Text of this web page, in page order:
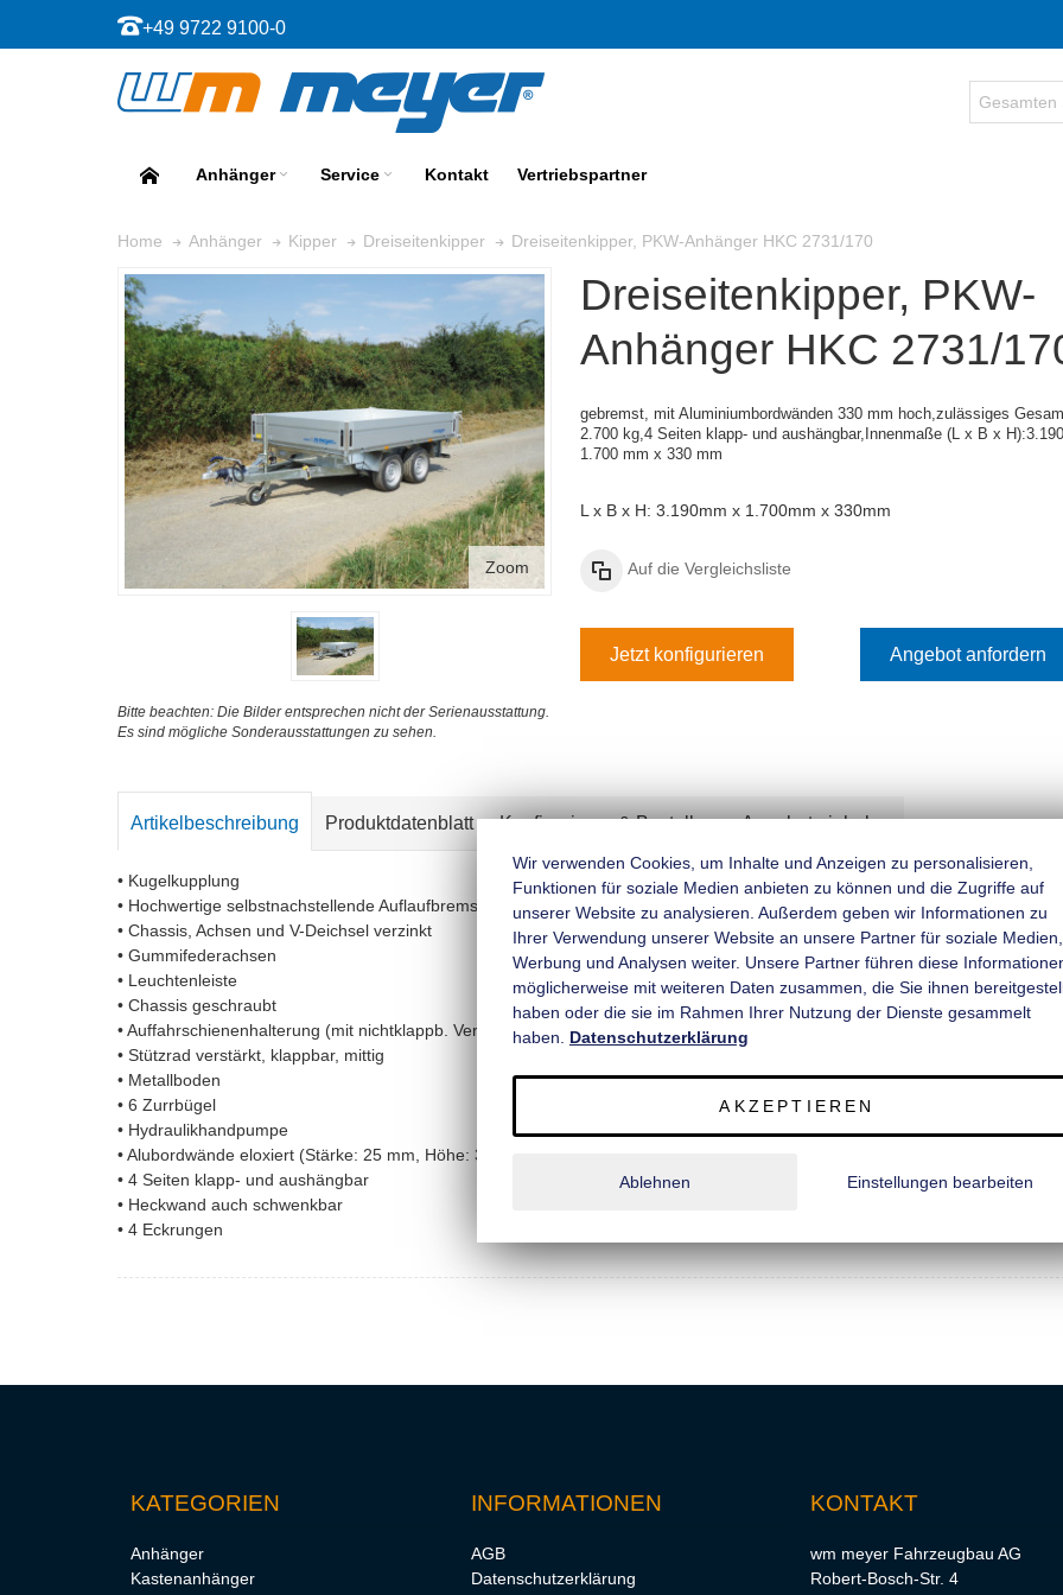
+49 9722 9100-0
Anhänger Service Kontakt Vertriebspartner
Home Anhänger Kipper Dreiseitenkipper Dreiseitenkipper, PKW-Anhänger HKC 2731/170
Zoom
Bitte beachten: Die Bilder entsprechen nicht der Serienausstattung.
Es sind mögliche Sonderausstattungen zu sehen.
Dreiseitenkipper, PKW-
Anhänger HKC 2731/
gebremst, mit Aluminiumbordwänden 330 mm hoch,zulässiges
2.700 kg,4 Seiten klapp- und aushängbar, Innenmaße (L x B x H):
1.700 mm x 330 mm
L x B x H: 3.190mm x 1.700mm x 330mm
Auf die Vergleichsliste
Jetzt konfigurieren Angebot anfordern
Artikelbeschreibung Produktdatenblatt Konfigurieren & Bestellen Angebot einholen
• Kugelkupplung
• Hochwertige selbstnachstellende Auflaufbremse mit Rückfahrautomatik
• Chassis, Achsen und V-Deichsel verzinkt
• Gummifederachsen
• Leuchtenleiste
• Chassis geschraubt
• Auffahrschienenhalterung (mit nichtklappb. Verschlussblechen)
• Stützrad verstärkt, klappbar, mittig
• Metallboden
• 6 Zurrbügel
• Hydraulikhandpumpe
• Alubordwände eloxiert (Stärke: 25 mm, Höhe: 330 mm)
• 4 Seiten klapp- und aushängbar
• Heckwand auch schwenkbar
• 4 Eckrungen
KATEGORIEN
Anhänger
Kastenanhänger
INFORMATIONEN
AGB
Datenschutzerklärung
KONTAKT
wm meyer Fahrzeugbau AG
Robert-Bosch-Str. 4
Wir verwenden Cookies, um Inhalte und Anzeigen zu personalisieren,
Funktionen für soziale Medien anbieten zu können und die Zugriffe auf
unserer Website zu analysieren. Außerdem geben wir Informationen zu
Ihrer Verwendung unserer Website an unsere Partner für soziale Medien,
Werbung und Analysen weiter. Unsere Partner führen diese
möglicherweise mit weiteren Daten zusammen, die Sie ihnen
haben oder die sie im Rahmen Ihrer Nutzung der Dienste gesammelt
haben. Datenschutzerklärung
AKZEPTIEREN
Ablehnen Einstellungen bearbeiten